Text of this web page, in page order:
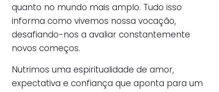
quanto no mundo mais amplo. Tudo isso
informa como vivemos nossa vocação,
desafiando-nos a avaliar constantemente
novos começos.
Nutrimos uma espiritualidade de amor,
expectativa e confiança que aponta para um